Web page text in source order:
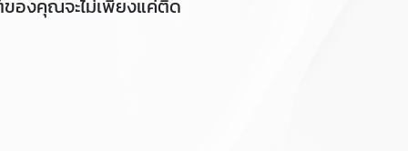
ของคุณจะไม่เพียงแค่ติด